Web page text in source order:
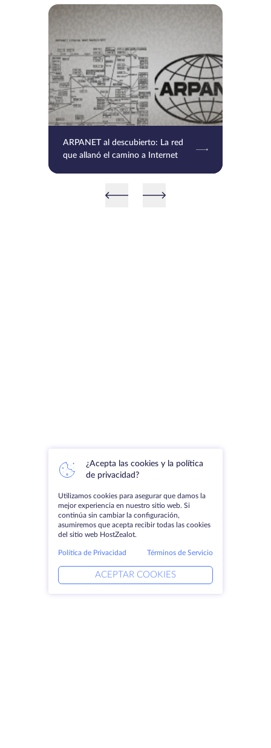
ARPANET al descubierto: La red
que allanó el camino a Internet
¿Acepta las cookies y la política
de privacidad?
Utilizamos cookies para asegurar que damos la
mejor experiencia en nuestro sitio web. Si
continúa sin cambiar la configuración,
asumiremos que acepta recibir todas las cookies
del sitio web HostZealot.
Política de Privacidad Términos de Servicio
ACEPTAR COOKIES